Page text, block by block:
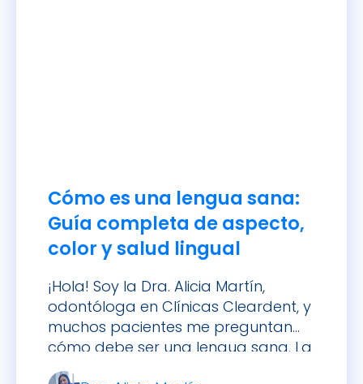
Cómo es una lengua sana:
Guía completa de aspecto,
color y salud lingual
¡Hola! Soy la Dra. Alicia Martín,
odontóloga en Clínicas Cleardent, y
muchos pacientes me preguntan
cómo debe ser una lengua sana. La
lengua, ese órgano muscular que